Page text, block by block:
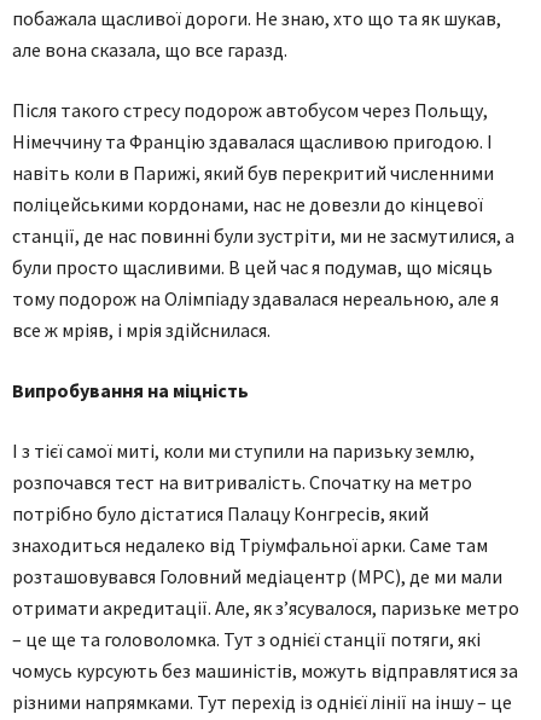
побажала щасливої дороги. Не знаю, хто що та як шукав,
але вона сказала, що все гаразд.
Після такого стресу подорож автобусом через Польщу,
Німеччину та Францію здавалася щасливою пригодою. І
навіть коли в Парижі, який був перекритий численними
поліцейськими кордонами, нас не довезли до кінцевої
станції, де нас повинні були зустріти, ми не засмутилися, а
були просто щасливими. В цей час я подумав, що місяць
тому подорож на Олімпіаду здавалася нереальною, але я
все ж мріяв, і мрія здійснилася.
Випробування на міцність
І з тієї самої миті, коли ми ступили на паризьку землю,
розпочався тест на витривалість. Спочатку на метро
потрібно було дістатися Палацу Конгресів, який
знаходиться недалеко від Тріумфальної арки. Саме там
розташовувався Головний медіацентр (МРС), де ми мали
отримати акредитації. Але, як з’ясувалося, паризьке метро
– це ще та головоломка. Тут з однієї станції потяги, які
чомусь курсують без машиністів, можуть відправлятися за
різними напрямками. Тут перехід із однієї лінії на іншу – це